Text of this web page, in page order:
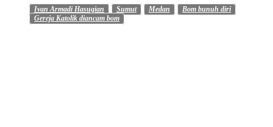
Ivan Armadi Hasugian Sumut Medan
Bom bunuh diri
Gereja Katolik diancam bom